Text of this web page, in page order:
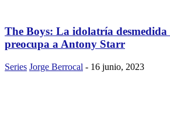
The Boys: La idolatría
preocupa a Antony Starr
Series Jorge Berrocal - 16 junio, 2023